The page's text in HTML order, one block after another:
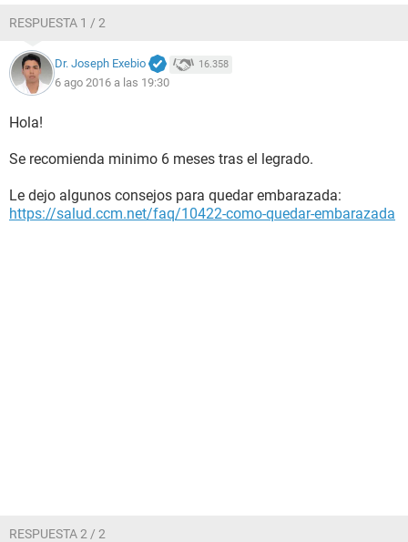
RESPUESTA 1 / 2
Dr. Joseph Exebio 16.358
6 ago 2016 a las 19:30
Hola!
Se recomienda minimo 6 meses tras el legrado.
Le dejo algunos consejos para quedar embarazada:
https://salud.ccm.net/faq/10422-como-quedar-embarazada
RESPUESTA 2 / 2